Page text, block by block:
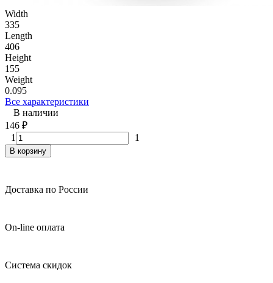
Width
335
Length
406
Height
155
Weight
0.095
Все характеристики
В наличии
146 ₽
1
1
В корзину
Доставка по России
On-line оплата
Система скидок